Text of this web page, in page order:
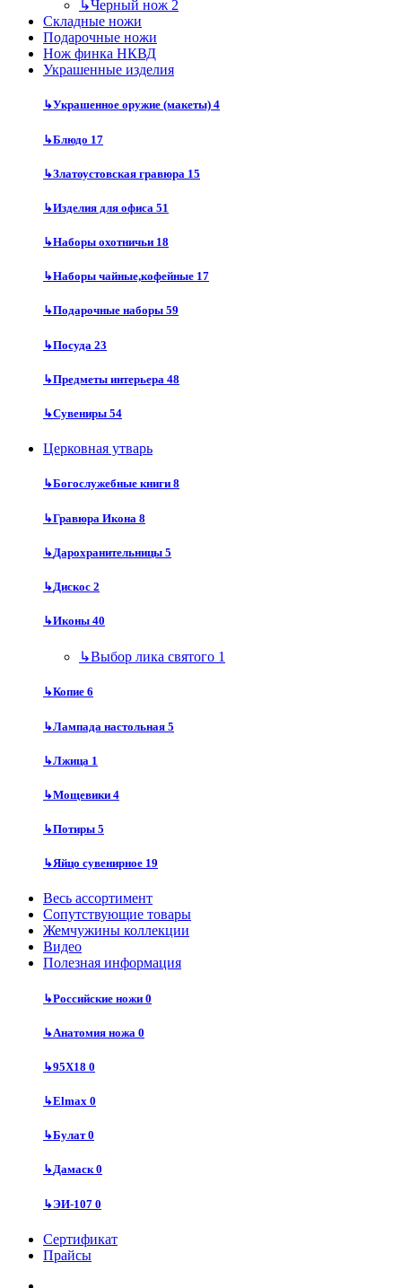
↳Черный нож 2
Складные ножи
Подарочные ножи
Нож финка НКВД
Украшенные изделия
↳Украшенное оружие (макеты) 4
↳Блюдо 17
↳Златоустовская гравюра 15
↳Изделия для офиса 51
↳Наборы охотничьи 18
↳Наборы чайные,кофейные 17
↳Подарочные наборы 59
↳Посуда 23
↳Предметы интерьера 48
↳Сувениры 54
Церковная утварь
↳Богослужебные книги 8
↳Гравюра Икона 8
↳Дарохранительницы 5
↳Дискос 2
↳Иконы 40
↳Выбор лика святого 1
↳Копие 6
↳Лампада настольная 5
↳Лжица 1
↳Мощевики 4
↳Потиры 5
↳Яйцо сувенирное 19
Весь ассортимент
Сопутствующие товары
Жемчужины коллекции
Видео
Полезная информация
↳Российские ножи 0
↳Анатомия ножа 0
↳95Х18 0
↳Elmax 0
↳Булат0
↳Дамаск0
↳ЭИ-107 0
Сертификат
Прайсы